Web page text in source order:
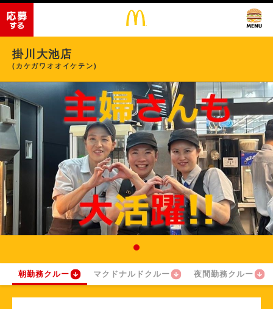
掛川大池店
(カケガワオオイケテン)
朝勤務クルー マクドナルドクルー 夜間勤務クルー